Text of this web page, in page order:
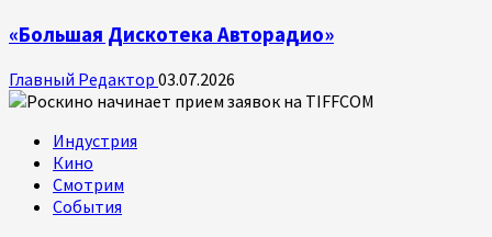
«Большая Дискотека Авторадио»
Главный Редактор 03.07.2026
Индустрия
Кино
Смотрим
События